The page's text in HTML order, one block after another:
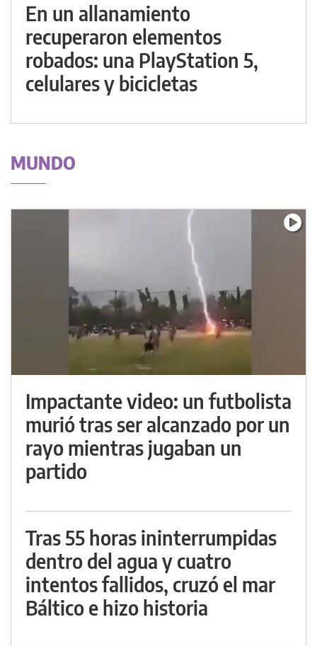
En un allanamiento
recuperaron elementos
robados: una PlayStation 5,
celulares y bicicletas
MUNDO
Impactante video: un futbolista
murió tras ser alcanzado por un
rayo mientras jugaban un
partido
Tras 55 horas ininterrumpidas
dentro del agua y cuatro
intentos fallidos, cruzó el mar
Báltico e hizo historia